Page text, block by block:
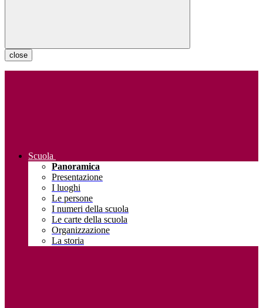
close
Scuola
Panoramica
Presentazione
I luoghi
Le persone
I numeri della scuola
Le carte della scuola
Organizzazione
La storia